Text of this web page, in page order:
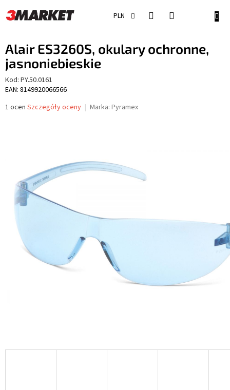
do
treści
PLN
Alair ES3260S, okulary ochronne,
jasnoniebieskie
Kod: PY.50.0161
EAN: 8149920066566
Średnia
gwiazdek.
1 ocen Szczegóły oceny Marka: Pyramex